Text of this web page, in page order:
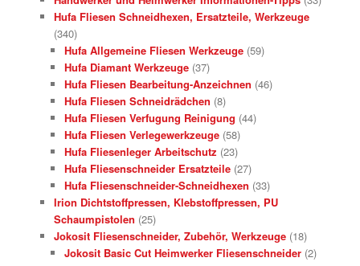
Hufa Fliesen Schneidhexen, Ersatzteile, Werkzeuge
(340)
Hufa Allgemeine Fliesen Werkzeuge (59)
Hufa Diamant Werkzeuge (37)
Hufa Fliesen Bearbeitung-Anzeichnen (46)
Hufa Fliesen Schneidrädchen (8)
Hufa Fliesen Verfugung Reinigung (44)
Hufa Fliesen Verlegewerkzeuge (58)
Hufa Fliesenleger Arbeitschutz (23)
Hufa Fliesenschneider Ersatzteile (27)
Hufa Fliesenschneider-Schneidhexen (33)
Irion Dichtstoffpressen, Klebstoffpressen, PU
Schaumpistolen (25)
Jokosit Fliesenschneider, Zubehör, Werkzeuge (18)
Jokosit Basic Cut Heimwerker Fliesenschneider (2)